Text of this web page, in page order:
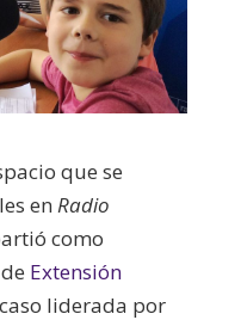
que se
en Radio
como
Extensión
liderada por